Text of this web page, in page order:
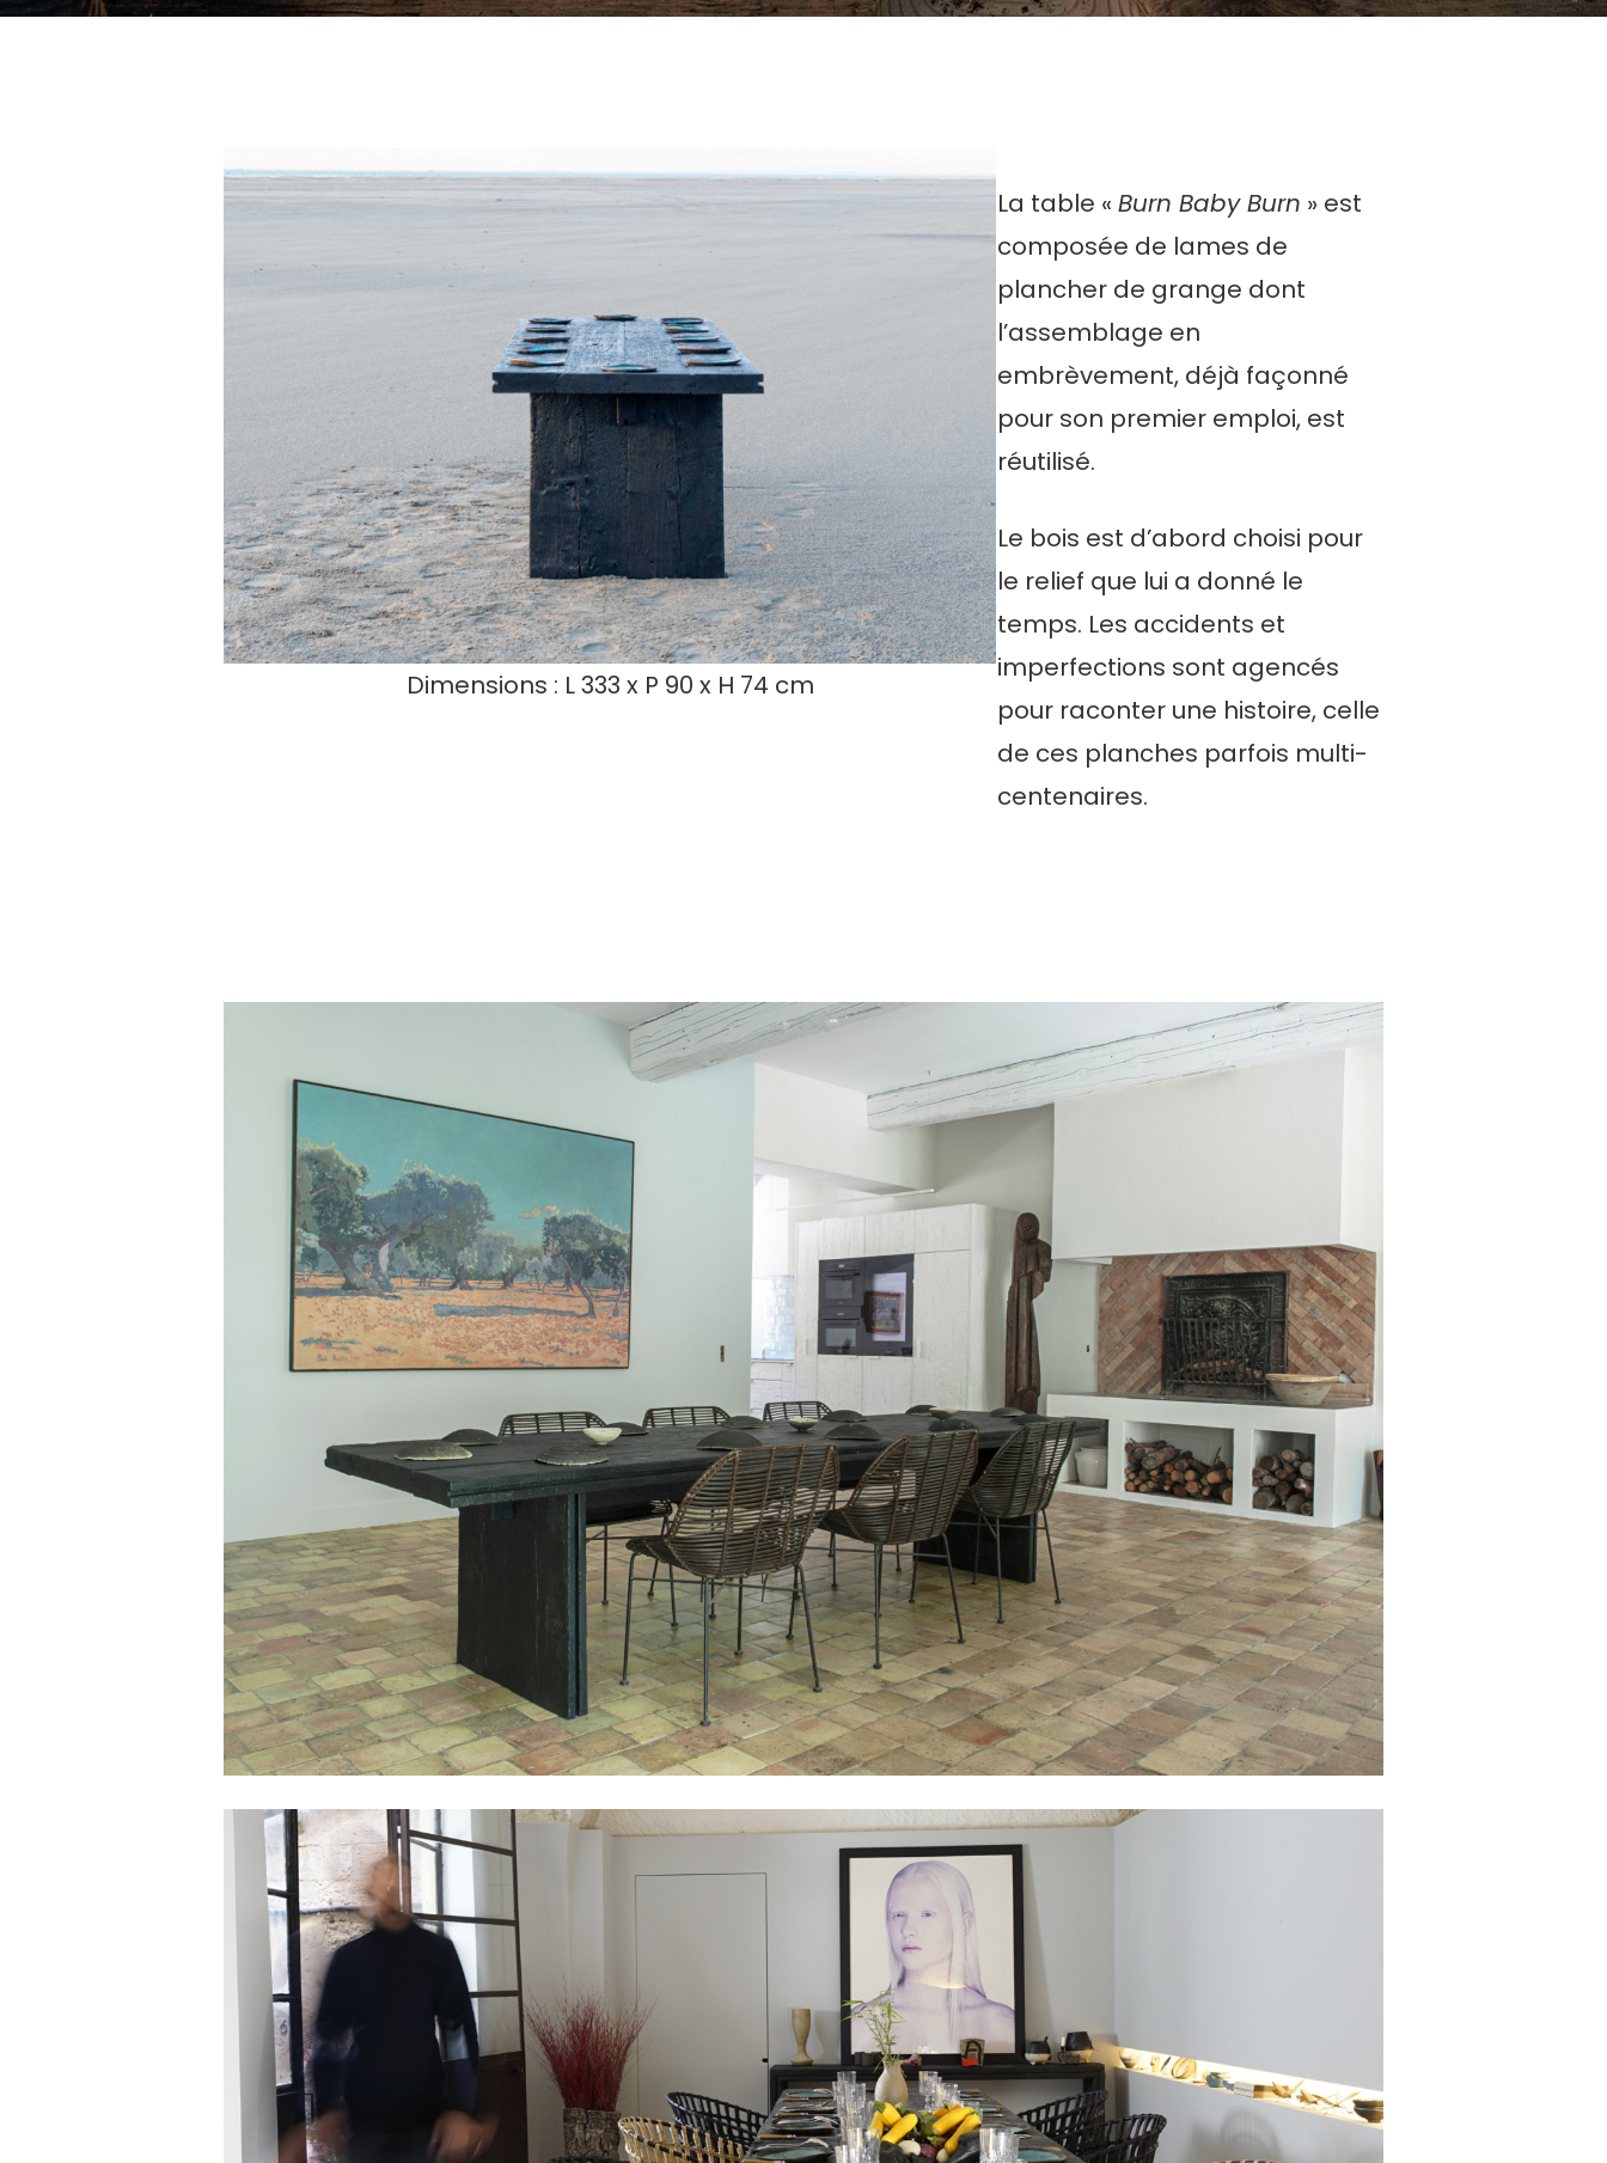
Dimensions : L 333 x P 90 x H 74 cm
La table « Burn Baby Burn » est
composée de lames de
plancher de grange dont
l’assemblage en
embrèvement, déjà façonné
pour son premier emploi, est
réutilisé.
Le bois est d’abord choisi pour
le relief que lui a donné le
temps. Les accidents et
imperfections sont agencés
pour raconter une histoire, celle
de ces planches parfois multi-
centenaires.